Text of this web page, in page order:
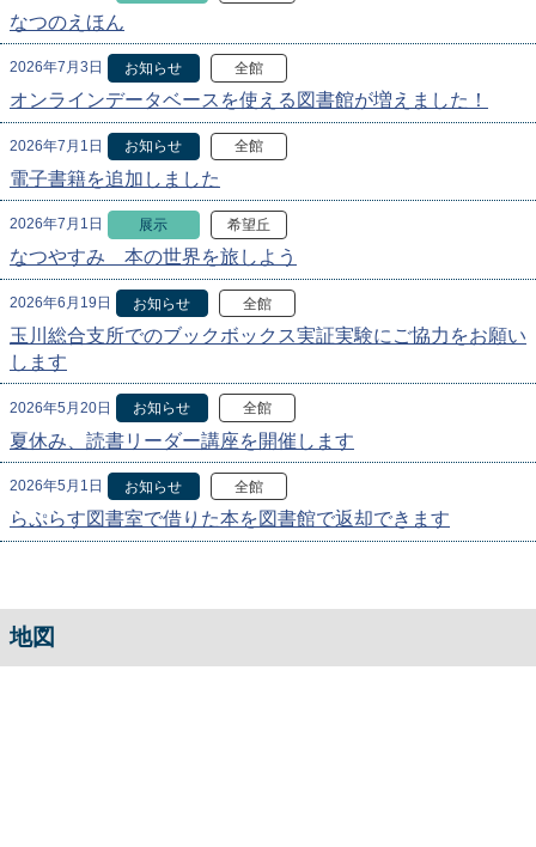
なつのえほん
2026年7月3日 お知らせ 全館
オンラインデータベースを使える図書館が増えました！
2026年7月1日 お知らせ 全館
電子書籍を追加しました
2026年7月1日 展示 希望丘
なつやすみ 本の世界を旅しよう
2026年6月19日 お知らせ 全館
玉川総合支所でのブックボックス実証実験にご協力をお願い
します
2026年5月20日 お知らせ 全館
夏休み、読書リーダー講座を開催します
2026年5月1日 お知らせ 全館
らぷらす図書室で借りた本を図書館で返却できます
地図